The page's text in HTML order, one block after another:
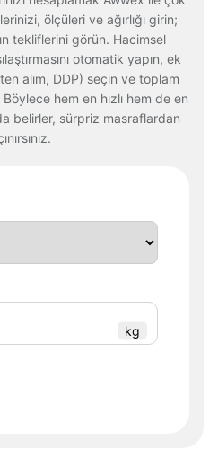
ölçüleri ve ağırlığı girin;
tekliflerini görün. Hacimsel
otomatik yapın, ek
alım, DDP) seçin ve toplam
hem en hızlı hem de en
belirler, sürpriz masraflardan
kg